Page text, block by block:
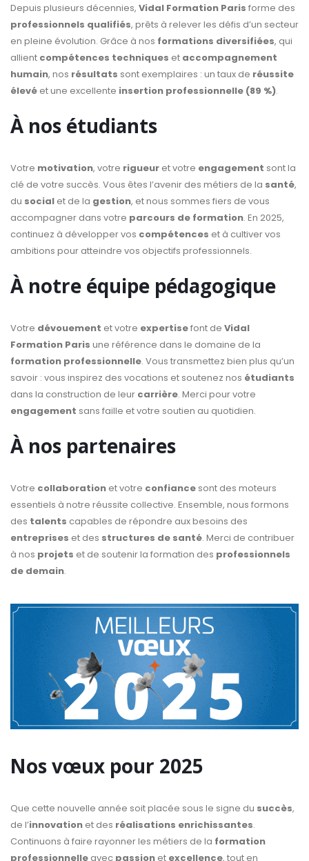
Depuis plusieurs décennies, Vidal Formation Paris forme des
professionnels qualifiés, prêts à relever les défis d’un secteur
en pleine évolution. Grâce à nos formations diversifiées, qui
allient compétences techniques et accompagnement
humain, nos résultats sont exemplaires : un taux de réussite
élevé et une excellente insertion professionnelle (89 %).
À nos étudiants
Votre motivation, votre rigueur et votre engagement sont la
clé de votre succès. Vous êtes l’avenir des métiers de la santé,
du social et de la gestion, et nous sommes fiers de vous
accompagner dans votre parcours de formation. En 2025,
continuez à développer vos compétences et à cultiver vos
ambitions pour atteindre vos objectifs professionnels.
À notre équipe pédagogique
Votre dévouement et votre expertisefont de Vidal
Formation Paris une référence dans le domaine de la
formation professionnelle. Vous transmettez bien plus qu’un
savoir : vous inspirez des vocations et soutenez nos étudiants
dans la construction de leur carrière. Merci pour votre
engagement sans faille et votre soutien au quotidien.
À nos partenaires
Votre collaboration et votre confiance sont des moteurs
essentiels à notre réussite collective. Ensemble, nous formons
des talents capables de répondre aux besoins des
entreprises et des structures de santé. Merci de contribuer
à nos projets et de soutenir la formation des professionnels
de demain.
Nos vœux pour 2025
Que cette nouvelle année soit placée sous le signe du succès,
de l’innovation et des réalisations enrichissantes.
Continuons à faire rayonner les métiers de la formation
professionnelle avec passion et excellence, tout en